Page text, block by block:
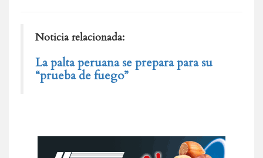
Noticia relacionada:
La palta peruana se prepara para su
“prueba de fuego”